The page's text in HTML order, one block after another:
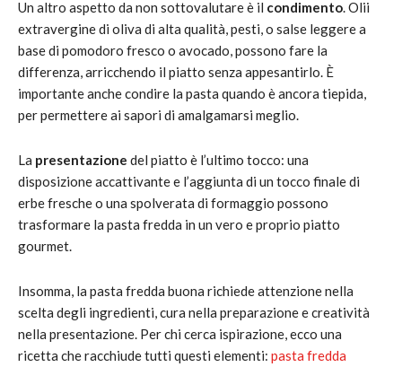
Un altro aspetto da non sottovalutare è il condimento. Olii
extravergine di oliva di alta qualità, pesti, o salse leggere a
base di pomodoro fresco o avocado, possono fare la
differenza, arricchendo il piatto senza appesantirlo. È
importante anche condire la pasta quando è ancora tiepida,
per permettere ai sapori di amalgamarsi meglio.
La presentazione del piatto è l’ultimo tocco: una
disposizione accattivante e l’aggiunta di un tocco finale di
erbe fresche o una spolverata di formaggio possono
trasformare la pasta fredda in un vero e proprio piatto
gourmet.
Insomma, la pasta fredda buona richiede attenzione nella
scelta degli ingredienti, cura nella preparazione e creatività
nella presentazione. Per chi cerca ispirazione, ecco una
ricetta che racchiude tutti questi elementi: pasta fredda